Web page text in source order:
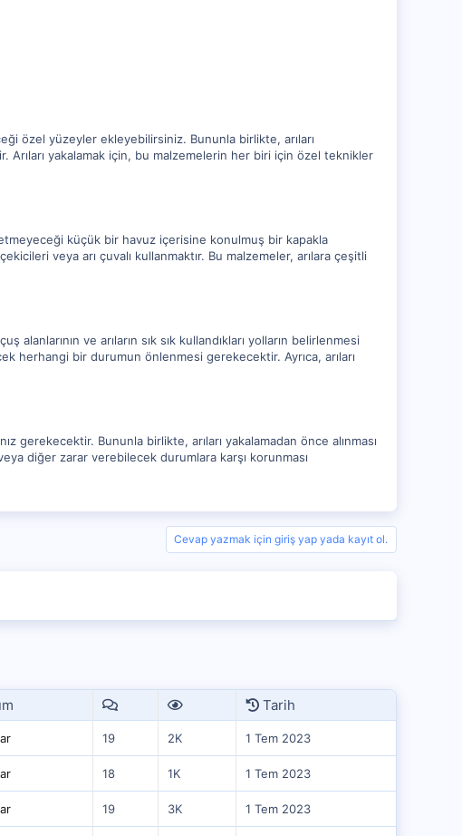
özel yüzeyler ekleyebilirsiniz. Bununla birlikte, arıları
Arıları yakalamak için, bu malzemelerin her biri için özel teknikler
etmeyeceği küçük bir havuz içerisine konulmuş bir kapakla
veya arı çuvalı kullanmaktır. Bu malzemeler, arılara çeşitli
alanlarının ve arıların sık sık kullandıkları yolların belirlenmesi
herhangi bir durumun önlenmesi gerekecektir. Ayrıca, arıları
gerekecektir. Bununla birlikte, arıları yakalamadan önce alınması
diğer zarar verebilecek durumlara karşı korunması
Cevap yazmak için giriş yap yada kayıt ol.
Tarih
19 2K 1 Tem 2023
18 1K 1 Tem 2023
19 3K 1 Tem 2023